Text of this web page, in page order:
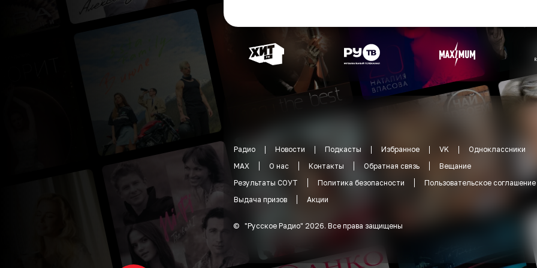
Радио Новости Подкасты Избранное VK
Одноклассники
MAX
О нас Контакты Обратная связь
Вещание
Результаты СОУТ
Политика безопасности
Пользовательское соглашение
Выдача призов
Акции
© "Русское Радио" 2026. Все права защищены